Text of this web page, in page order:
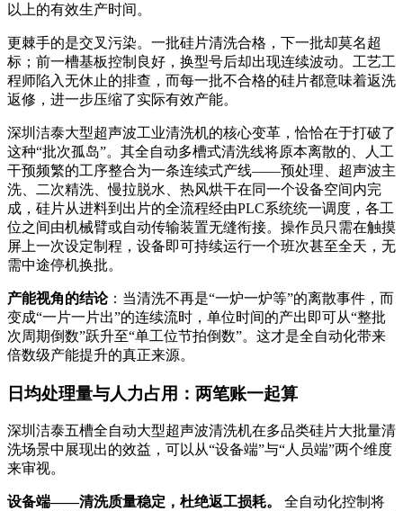
以上的有效生产时间 。
更棘手的是交叉污染。一批硅片清洗合格，下一批却莫名超
标；前一槽基板控制良好，换型号后却出现连续波动。工艺工
程师陷入无休止的排查，而每一批不合格的硅片都意味着返洗
返修，进一步压缩了实际有效产能。
深圳洁泰大型超声波工业清洗机的核心变革，恰恰在于打破了
这种“批次孤岛”。其全自动多槽式清洗线将原本离散的、人工
干预频繁的工序整合为一条连续式产线——预处理、超声波主
洗、二次精洗、慢拉脱水、热风烘干在同一个设备空间内完
成，硅片从进料到出片的全流程经由PLC系统统一调度，各工
位之间由机械臂或自动传输装置无缝衔接。操作员只需在触摸
屏上一次设定制程，设备即可持续运行一个班次甚至全天，无
需中途停机换批。
产能视角的结论：当清洗不再是“一炉一炉等”的离散事件，而
变成“一片一片出”的连续流时，单位时间的产出即可从“整批
次周期倒数”跃升至“单工位节拍倒数”。这才是全自动化带来
倍数级产能提升的真正来源。
日均处理量与人力占用：两笔账一起算
深圳洁泰五槽全自动大型超声波清洗机在多品类硅片大批量清
洗场景中展现出的效益，可以从“设备端”与“人员端”两个维度
来审视。
设备端——清洗质量稳定，杜绝返工损耗。
全自动化控制将